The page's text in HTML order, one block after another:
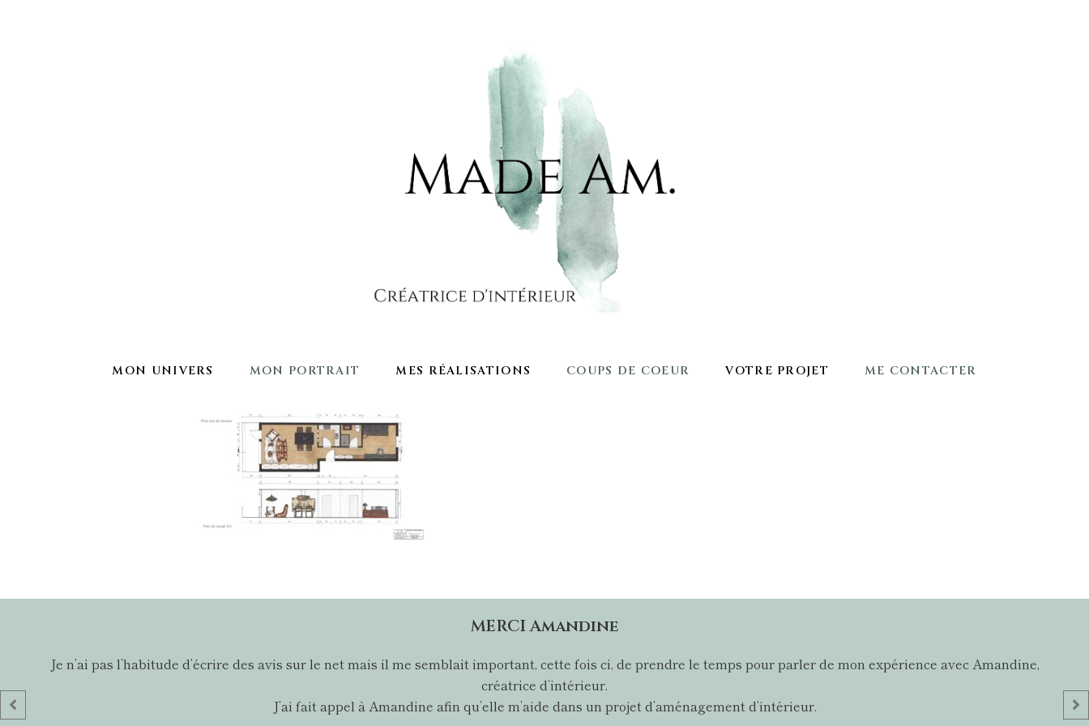
MON UNIVERS MON PORTRAIT MES RÉALISATIONS COUPS DE COEUR VOTRE PROJET ME CONTACTER
MERCI Amandine
Je n’ai pas l’habitude d’écrire des avis sur le net mais il me semblait important, cette fois ci, de prendre le temps pour parler de mon expérience avec Amandine,
créatrice d’intérieur.
J’ai fait appel à Amandine afin qu’elle m’aide dans un projet d’aménagement d’intérieur.